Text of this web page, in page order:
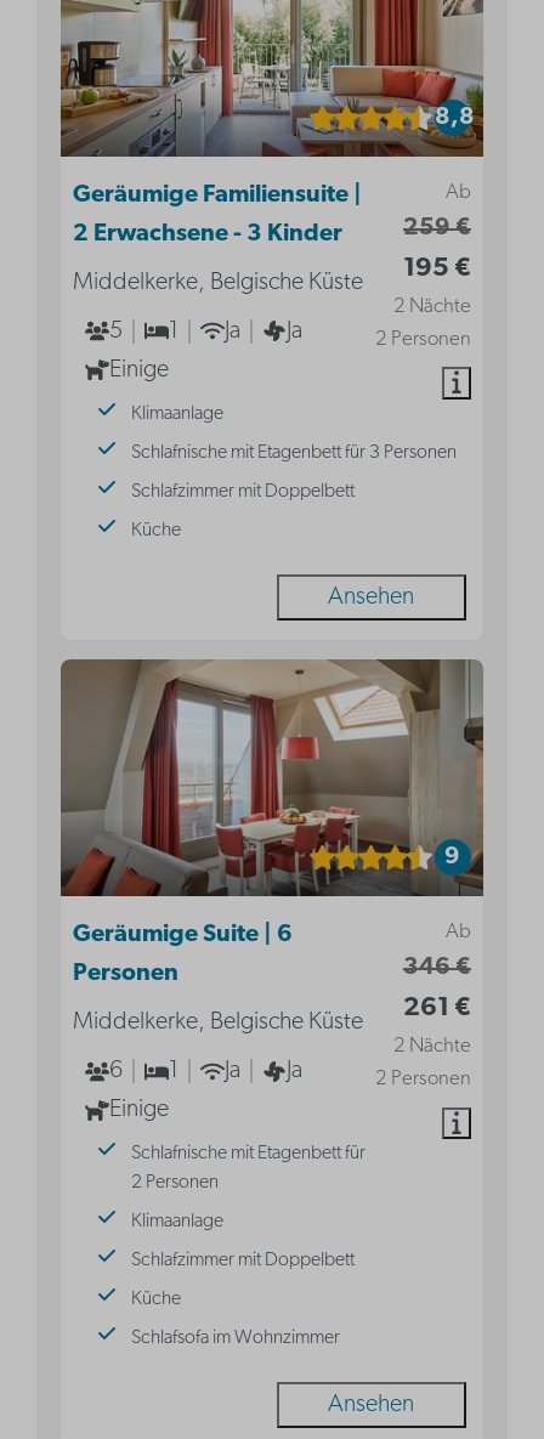
8,8
Ab
259 €
195 €
2 Nächte
2 Personen
Geräumige Familiensuite |
2 Erwachsene - 3 Kinder
Middelkerke, Belgische Küste
5
Ja
Ja
Einige
Klimaanlage
Schlafnische mit Etagenbett für 3 Personen
Schlafzimmer mit Doppelbett
Küche
Ansehen
9
Ab
346 €
261 €
2 Nächte
2 Personen
Geräumige Suite | 6
Personen
Middelkerke, Belgische Küste
6
1 Ja
Ja
Einige
Schlafnische mit Etagenbett für
2 Personen
Klimaanlage
Schlafzimmer mit Doppelbett
Küche
Schlafsofa im Wohnzimmer
Ansehen